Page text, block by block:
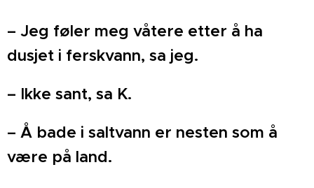
– Jeg føler meg våtere etter å ha
dusjet i ferskvann, sa jeg.
– Ikke sant, sa K.
– Å bade i saltvann er nesten som å
være på land.